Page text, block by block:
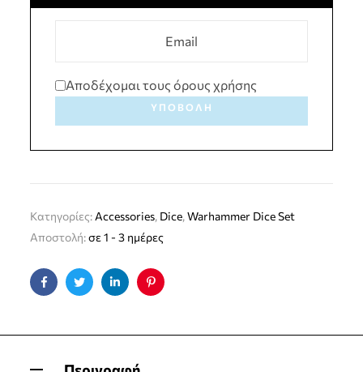
Αποδέχομαι τους όρους χρήσης
ΥΠΟΒΟΛΉ
Κατηγορίες:Accessories, Dice,Warhammer Dice Set
Αποστολή:σε 1 - 3 ημέρες
FacebookTwitterLinkedinPinterest